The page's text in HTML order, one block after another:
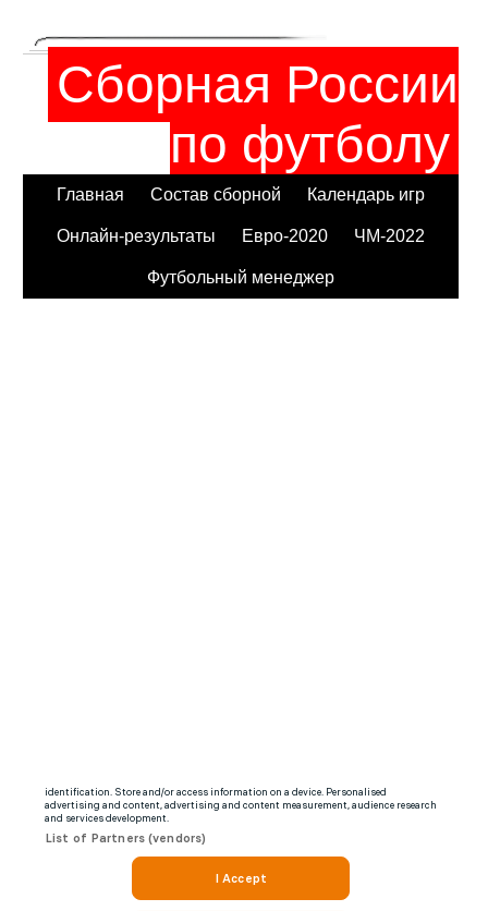
Сборная России
по футболу
Главная Состав сборной Календарь игр
Онлайн-результаты Евро-2020 ЧМ-2022
Футбольный менеджер